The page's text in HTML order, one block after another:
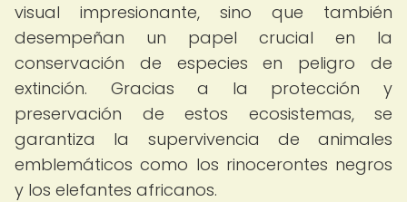
visual impresionante, sino que también
desempeñan un papel crucial en la
conservación de especies en peligro de
extinción. Gracias a la protección y
preservación de estos ecosistemas, se
garantiza la supervivencia de animales
emblemáticos como los rinocerontes negros
y los elefantes africanos.